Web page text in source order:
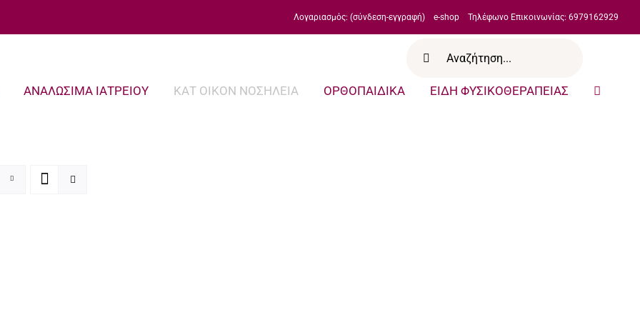
Λογαριασμός: (σύνδεση-εγγραφή) e-shop Τηλέφωνο Επικοινωνίας: 6979162929
ΑΝΑΛΩΣΙΜΑ ΙΑΤΡΕΙΟΥ ΚΑΤ ΟΙΚΟΝ ΝΟΣΗΛΕΙΑ ΟΡΘΟΠΑΙΔΙΚΑ ΕΙΔΗ ΦΥΣΙΚΟΘΕΡΑΠΕΙΑΣ